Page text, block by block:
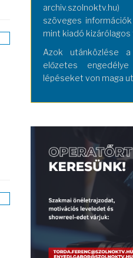
szöveges
mint kiadó
Azok utánközlése
előzetes
lépéseket von maga